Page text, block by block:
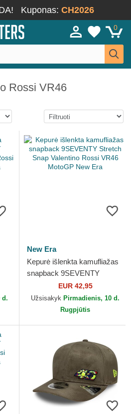
Kuponas: CH2026
0
Rossi VR46
d.
New Era
Kepurė išlenkta kamufliažas
snapback 9SEVENTY
Stretch Snap Valentino Rossi
VR46 MotoGP New Era
EUR 42,95
Užsisakyk Pirmadienis, 10 d.
Rugpjūtis